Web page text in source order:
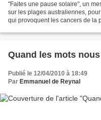
"Faites une pause solaire", un
sur les plages australiennes,
qui provoquent les cancers de la
Quand les mots
Publié le 12/04/2010 à 18:49
Par Emmanuel de Reynal